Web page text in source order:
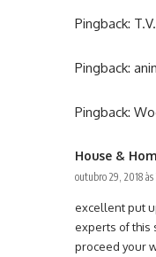
Pingback:
Pingback:
Pingback:
House &
outubro 29, 2018 às
excellent put
experts of this
proceed your